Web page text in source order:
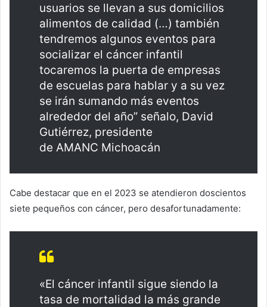
usuarios se llevan a sus domicilios
alimentos de calidad (…) también
tendremos algunos eventos para
socializar el cáncer infantil
tocaremos la puerta de empresas
de escuelas para hablar y a su vez
se irán sumando más eventos
alrededor del año” señalo, David
Gutiérrez, presidente
de AMANC Michoacán
Cabe destacar que en el 2023 se atendieron doscientos
siete pequeños con cáncer, pero desafortunadamente:
«El cáncer infantil sigue siendo la
tasa de mortalidad la más grande